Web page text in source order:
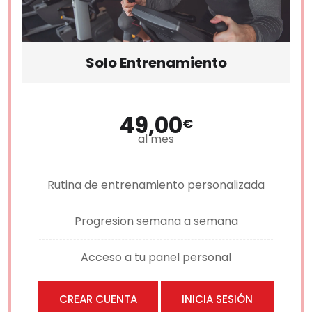
Solo Entrenamiento
49,00€
al mes
Rutina de entrenamiento personalizada
Progresion semana a semana
Acceso a tu panel personal
CREAR CUENTA INICIA SESIÓN